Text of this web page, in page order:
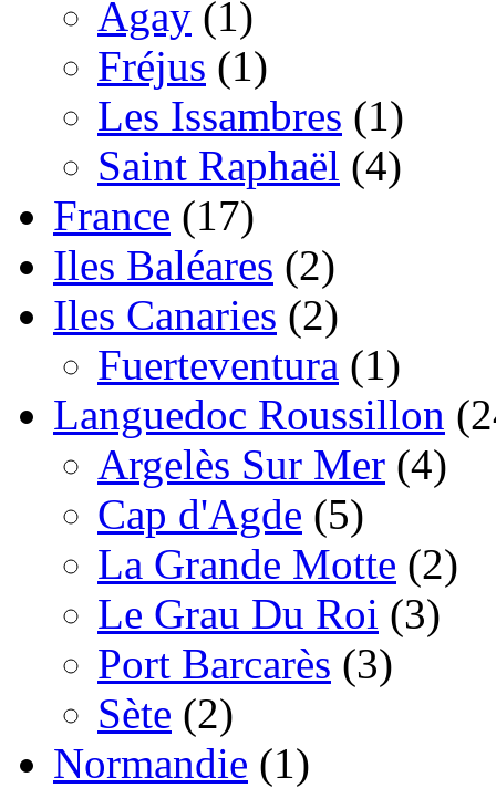
Agay (1)
Fréjus (1)
Les Issambres (1)
Saint Raphaël (4)
France (17)
Iles Baléares (2)
Iles Canaries (2)
Fuerteventura (1)
Languedoc Roussillon
Argelès Sur Mer (4)
Cap d'Agde (5)
La Grande Motte (2)
Le Grau Du Roi (3)
Port Barcarès (3)
Sète (2)
Normandie (1)